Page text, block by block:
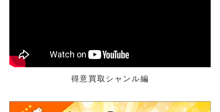
得意買取シャンル編